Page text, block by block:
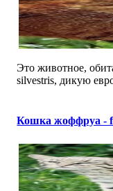
Это животное,
silvestris, дикую
Кошка жоффруа -